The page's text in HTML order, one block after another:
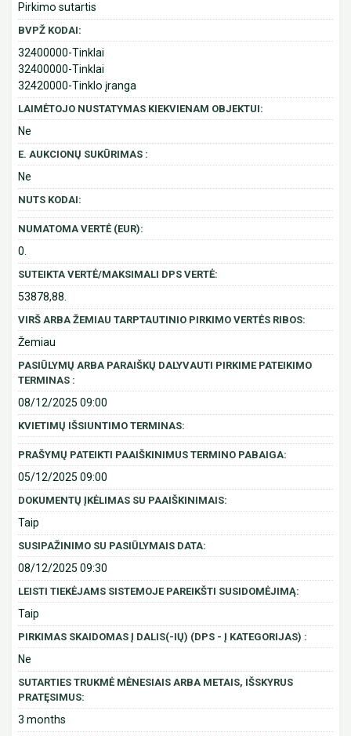
Pirkimo sutartis
BVPŽ KODAI:
32400000-Tinklai
32400000-Tinklai
32420000-Tinklo įranga
LAIMĖTOJO NUSTATYMAS KIEKVIENAM OBJEKTUI:
Ne
E. AUKCIONŲ SUKŪRIMAS :
Ne
NUTS KODAI:
NUMATOMA VERTĖ (EUR):
0.
SUTEIKTA VERTĖ/MAKSIMALI DPS VERTĖ:
53878,88.
VIRŠ ARBA ŽEMIAU TARPTAUTINIO PIRKIMO VERTĖS RIBOS:
Žemiau
PASIŪLYMŲ ARBA PARAIŠKŲ DALYVAUTI PIRKIME PATEIKIMO
TERMINAS :
08/12/2025 09:00
KVIETIMŲ IŠSIUNTIMO TERMINAS:
PRAŠYMŲ PATEIKTI PAAIŠKINIMUS TERMINO PABAIGA:
05/12/2025 09:00
DOKUMENTŲ ĮKĖLIMAS SU PAAIŠKINIMAIS:
Taip
SUSIPAŽINIMO SU PASIŪLYMAIS DATA:
08/12/2025 09:30
LEISTI TIEKĖJAMS SISTEMOJE PAREIKŠTI SUSIDOMĖJIMĄ:
Taip
PIRKIMAS SKAIDOMAS Į DALIS(-IŲ) (DPS - Į KATEGORIJAS) :
Ne
SUTARTIES TRUKMĖ MĖNESIAIS ARBA METAIS, IŠSKYRUS
PRATĘSIMUS:
3 months